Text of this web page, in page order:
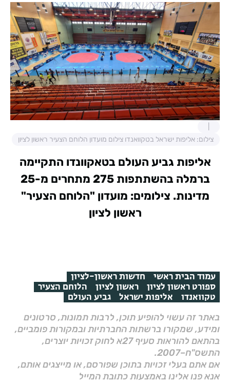
צילום: אליפות ישראל בטקוואנדו צילום מועדון הלוחם הצעיר ראשון לציון
אליפות גביע העולם בטאקוונדו התקיימה
ברמלה בהשתתפות 275 מתחרים מ-25
מדינות. צילומים: מועדון "הלוחם הצעיר"
ראשון לציון
עמוד הבית ראשי חדשות ראשון-לציון
ספורט ראשון לציון ראשון לציון הלוחם הצעיר
טקוואנדו אליפות ישראל גביע העולם
באתר זה עשוי להופיע תוכן, לרבות תמונות, סרטונים
ומידע, שמקורו ברשתות החברתיות ובמקורות פומביים,
בהתאם להוראות סעיף 27א לחוק זכויות יוצרים,
התשס"ח–2007.
אם אתם בעלי זכויות בתוכן שפורסם, או מייצגים אותם,
אנא פנו אלינו באמצעות כתובת המייל